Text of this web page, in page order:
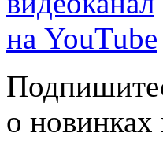
о новинках